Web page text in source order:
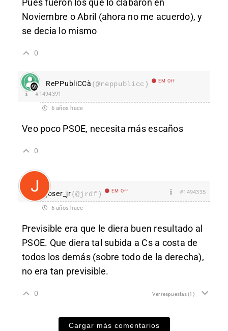
Pues fueron los que lo clabaron en
Noviembre o Abril (ahora no me acuerdo), y
se decia lo mismo
0
RePPubliCCà (@reppublicc) EM Off
#1494391
6 años hace
Veo poco PSOE, necesita más escaños
0
joser_jr(@jrdf) EM Off #1494335
6 años hace
Previsible era que le diera buen resultado al
PSOE. Que diera tal subida a Cs a costa de
todos los demás (sobre todo de la derecha),
no era tan previsible.
0 Ver respuestas(1)
Cargar más comentarios